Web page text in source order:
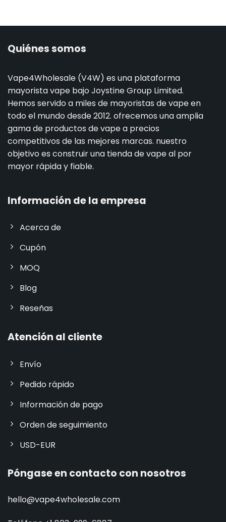
Quiénes somos
Vape4Wholesale (V4W) es una plataforma
mayorista vape bajo Joystine Group Limited.
Hemos servido a miles de mayoristas de vape en
todo el mundo desde 2012. ofrecemos una amplia
gama de productos de vape a precios
competitivos de las mejores marcas. nuestro
objetivo es construir una tienda de vape al por
mayor rápida y fiable.
Información de la empresa
Acerca de
Cupón
MOQ
Blog
Reseñas
Atención al cliente
Envío
Pedido rápido
Información de pago
Orden de seguimiento
USD-EUR
Póngase en contacto con nosotros
hello@vape4wholesale.com